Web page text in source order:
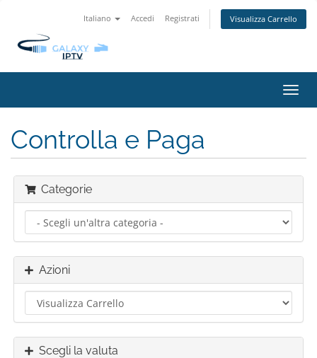
Italiano Accedi Registrati Visualizza Carrello
Attiva
Controlla e Paga
Categorie
Azioni
Scegli la valuta